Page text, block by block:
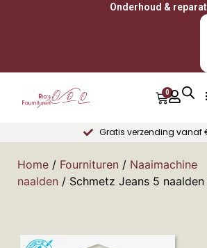
Onderhoud &
0
Gratis verzending vanaf
Home / Fournituren / Naaimachine
naalden / Schmetz Jeans 5 naalden